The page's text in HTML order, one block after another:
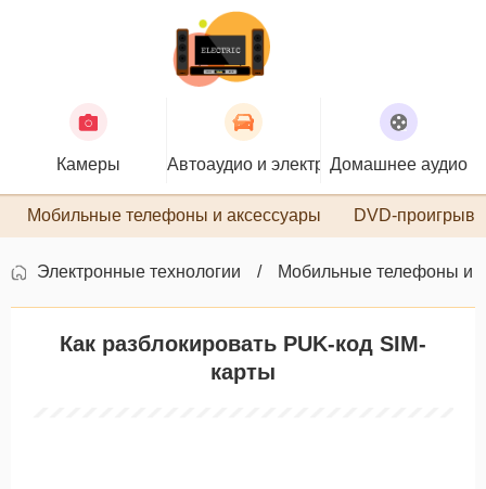
Камеры Автоаудио и электроникаДомашнее аудио
Мобильные телефоны и аксессуары DVD-
Электронные технологии Мобильные телефоны и
Как разблокировать PUK-код SIM-
карты